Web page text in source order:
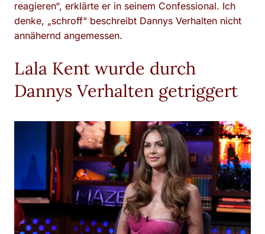
reagieren“, erklärte er in seinem Confessional. Ich
denke, „schroff“ beschreibt Dannys Verhalten nicht
annähernd angemessen.
Lala Kent wurde durch
Dannys Verhalten getriggert